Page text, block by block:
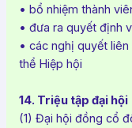
• bổ nhiệm thành
• đưa ra quyết định
• các nghị quyết
thể Hiệp hội
14. Triệu tập đại hội
(1) Đại hội đồng cổ